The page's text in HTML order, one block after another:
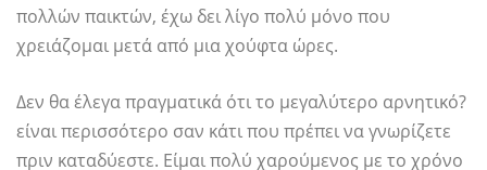
πολλών παικτών, έχω δει λίγο πολύ μόνο που
χρειάζομαι μετά από μια χούφτα ώρες.
Δεν θα έλεγα πραγματικά ότι το μεγαλύτερο αρνητικό?
είναι περισσότερο σαν κάτι που πρέπει να γνωρίζετε
πριν καταδύεστε. Είμαι πολύ χαρούμενος με το χρόνο